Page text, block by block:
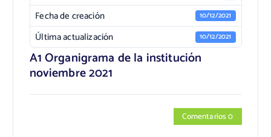
Fecha de creación 10/12/2021
Última actualización 10/12/2021
A1 Organigrama de la institución
noviembre 2021
Comentarios 0